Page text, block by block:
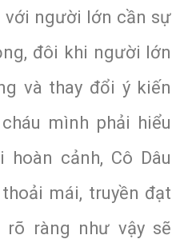
với người lớn cần sự
đôi khi người lớn
và thay đổi ý kiến
mình phải hiểu
cảnh, Cô Dâu
mái, truyền đạt
ràng như vậy sẽ